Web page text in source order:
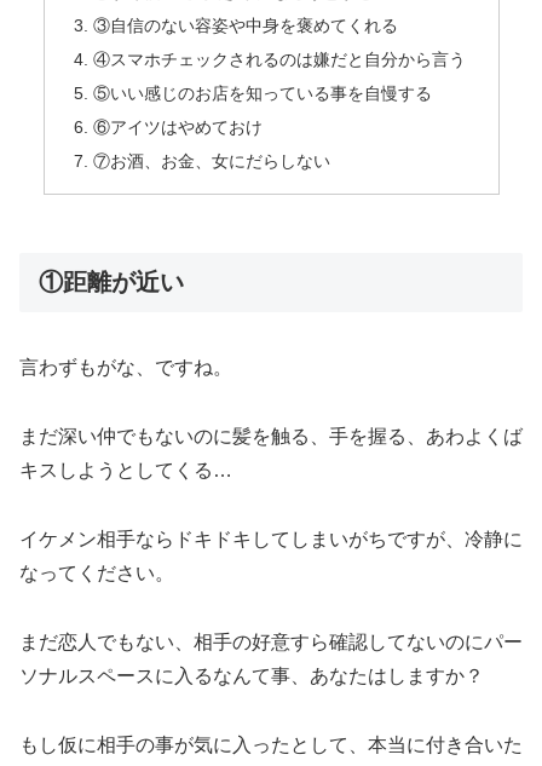
③自信のない容姿や中身を褒めてくれる
④スマホチェックされるのは嫌だと自分から言う
⑤いい感じのお店を知っている事を自慢する
⑥アイツはやめておけ
⑦お酒、お金、女にだらしない
①距離が近い
言わずもがな、ですね。
まだ深い仲でもないのに髪を触る、手を握る、あわよくば
キスしようとしてくる…
イケメン相手ならドキドキしてしまいがちですが、冷静に
なってください。
まだ恋人でもない、相手の好意すら確認してないのにパー
ソナルスペースに入るなんて事、あなたはしますか？
もし仮に相手の事が気に入ったとして、本当に付き合いた